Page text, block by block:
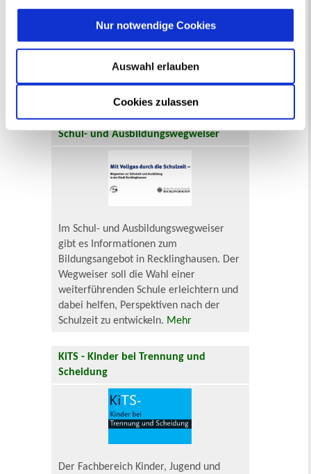
Cookies zulassen
Auswahl erlauben
Nur notwendige Cookies
Der Wegweiser für alle Familien mit
kleinen Kindern - von der Geburt bis
zum Schuleintritt. Ab sofort gibt es das
Schul- und Ausbildungswegweiser
Im Schul- und Ausbildungswegweiser
gibt es Informationen zum
Bildungsangebot in Recklinghausen. Der
Wegweiser soll die Wahl einer
weiterführenden Schule erleichtern und
dabei helfen, Perspektiven nach der
Schulzeit zu entwickeln. Mehr
KiTS - Kinder bei Trennung und
Scheidung
Der Fachbereich Kinder, Jugend und